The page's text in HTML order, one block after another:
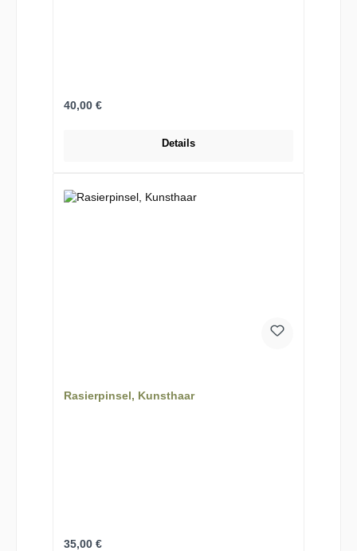
Regulärer Preis:
40,00 €
Details
Rasierpinsel, Kunsthaar
Regulärer Preis:
35,00 €